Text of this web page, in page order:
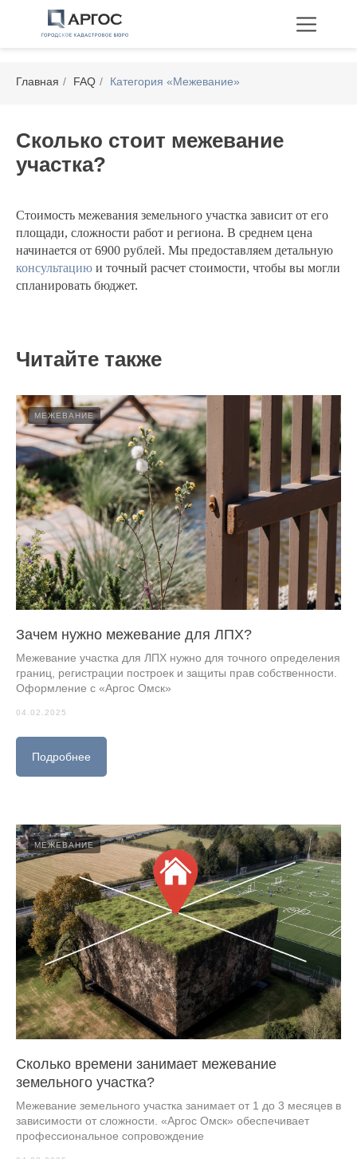
Перепланировка
Главная / FAQ / Категория «Межевание»
Сколько стоит межевание
участка?
Стоимость межевания земельного участка зависит от его
площади, сложности работ и региона. В среднем цена
начинается от 6900 рублей. Мы предоставляем детальную
консультацию и точный расчет стоимости, чтобы вы могли
спланировать бюджет.
Читайте также
МЕЖЕВАНИЕ
Зачем нужно межевание для ЛПХ?
Межевание участка для ЛПХ нужно для точного определения
границ, регистрации построек и защиты прав собственности.
Оформление с «Аргос Омск»
04.02.2025
Подробнее
МЕЖЕВАНИЕ
Сколько времени занимает межевание
земельного участка?
Межевание земельного участка занимает от 1 до 3 месяцев в
зависимости от сложности. «Аргос Омск» обеспечивает
профессиональное сопровождение